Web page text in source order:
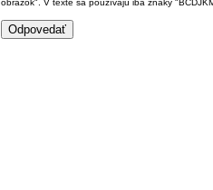
obrázok". V texte sa používajú iba znaky